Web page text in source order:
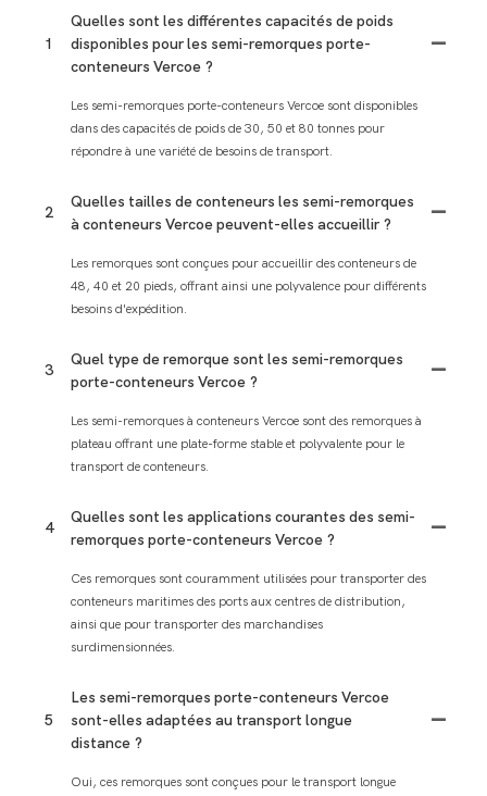
1
Quelles sont les différentes capacités de poids
disponibles pour les semi-remorques porte-
conteneurs Vercoe ?
Les semi-remorques porte-conteneurs Vercoe sont disponibles
dans des capacités de poids de 30, 50 et 80 tonnes pour
répondre à une variété de besoins de transport.
2
Quelles tailles de conteneurs les semi-remorques
à conteneurs Vercoe peuvent-elles accueillir ?
Les remorques sont conçues pour accueillir des conteneurs de
48, 40 et 20 pieds, offrant ainsi une polyvalence pour différents
besoins d'expédition.
3
Quel type de remorque sont les semi-remorques
porte-conteneurs Vercoe ?
Les semi-remorques à conteneurs Vercoe sont des remorques à
plateau offrant une plate-forme stable et polyvalente pour le
transport de conteneurs.
4
Quelles sont les applications courantes des semi-
remorques porte-conteneurs Vercoe ?
Ces remorques sont couramment utilisées pour transporter des
conteneurs maritimes des ports aux centres de distribution,
ainsi que pour transporter des marchandises
surdimensionnées.
5
Les semi-remorques porte-conteneurs Vercoe
sont-elles adaptées au transport longue
distance ?
Oui, ces remorques sont conçues pour le transport longue